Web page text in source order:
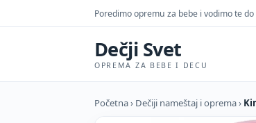
Poredimo opremu za bebe i vodimo te
Dečji Svet
OPREMA ZA BEBE I DECU
Početna› Dečiji nameštaj i oprema›